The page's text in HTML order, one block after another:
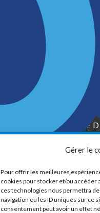
Gérer le
Pour offrir les meilleures
cookies pour stocker et/ou accéder
ces technologies nous permettra
navigation ou les ID uniques sur ce
consentement peut avoir un effet
LA CHAMBRE
D’INDUSTRIE
11, boul. de la
J7V 0N3
Téléphone :450